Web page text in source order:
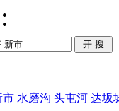
市 水磨沟 头屯河 达坂